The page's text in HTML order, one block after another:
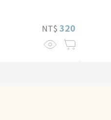
NT$ 320